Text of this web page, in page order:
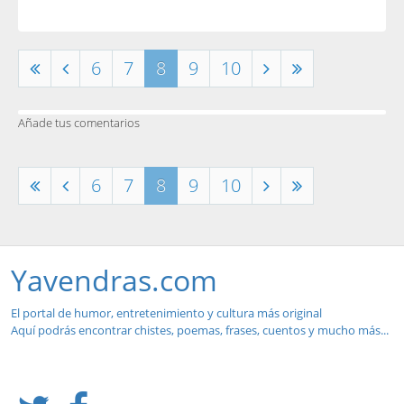
6 7 8 9 10
Añade tus comentarios
6 7 8 9 10
Yavendras.com
El portal de humor, entretenimiento y cultura más original
Aquí podrás encontrar chistes, poemas, frases, cuentos y mucho más...